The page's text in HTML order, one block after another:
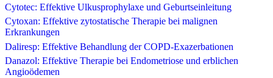
Cytotec: Effektive Ulkusprophylaxe und Geburtseinleitung
Cytoxan: Effektive zytostatische Therapie bei malignen
Erkrankungen
Daliresp: Effektive Behandlung der COPD-Exazerbationen
Danazol: Effektive Therapie bei Endometriose und erblichen
Angioödemen